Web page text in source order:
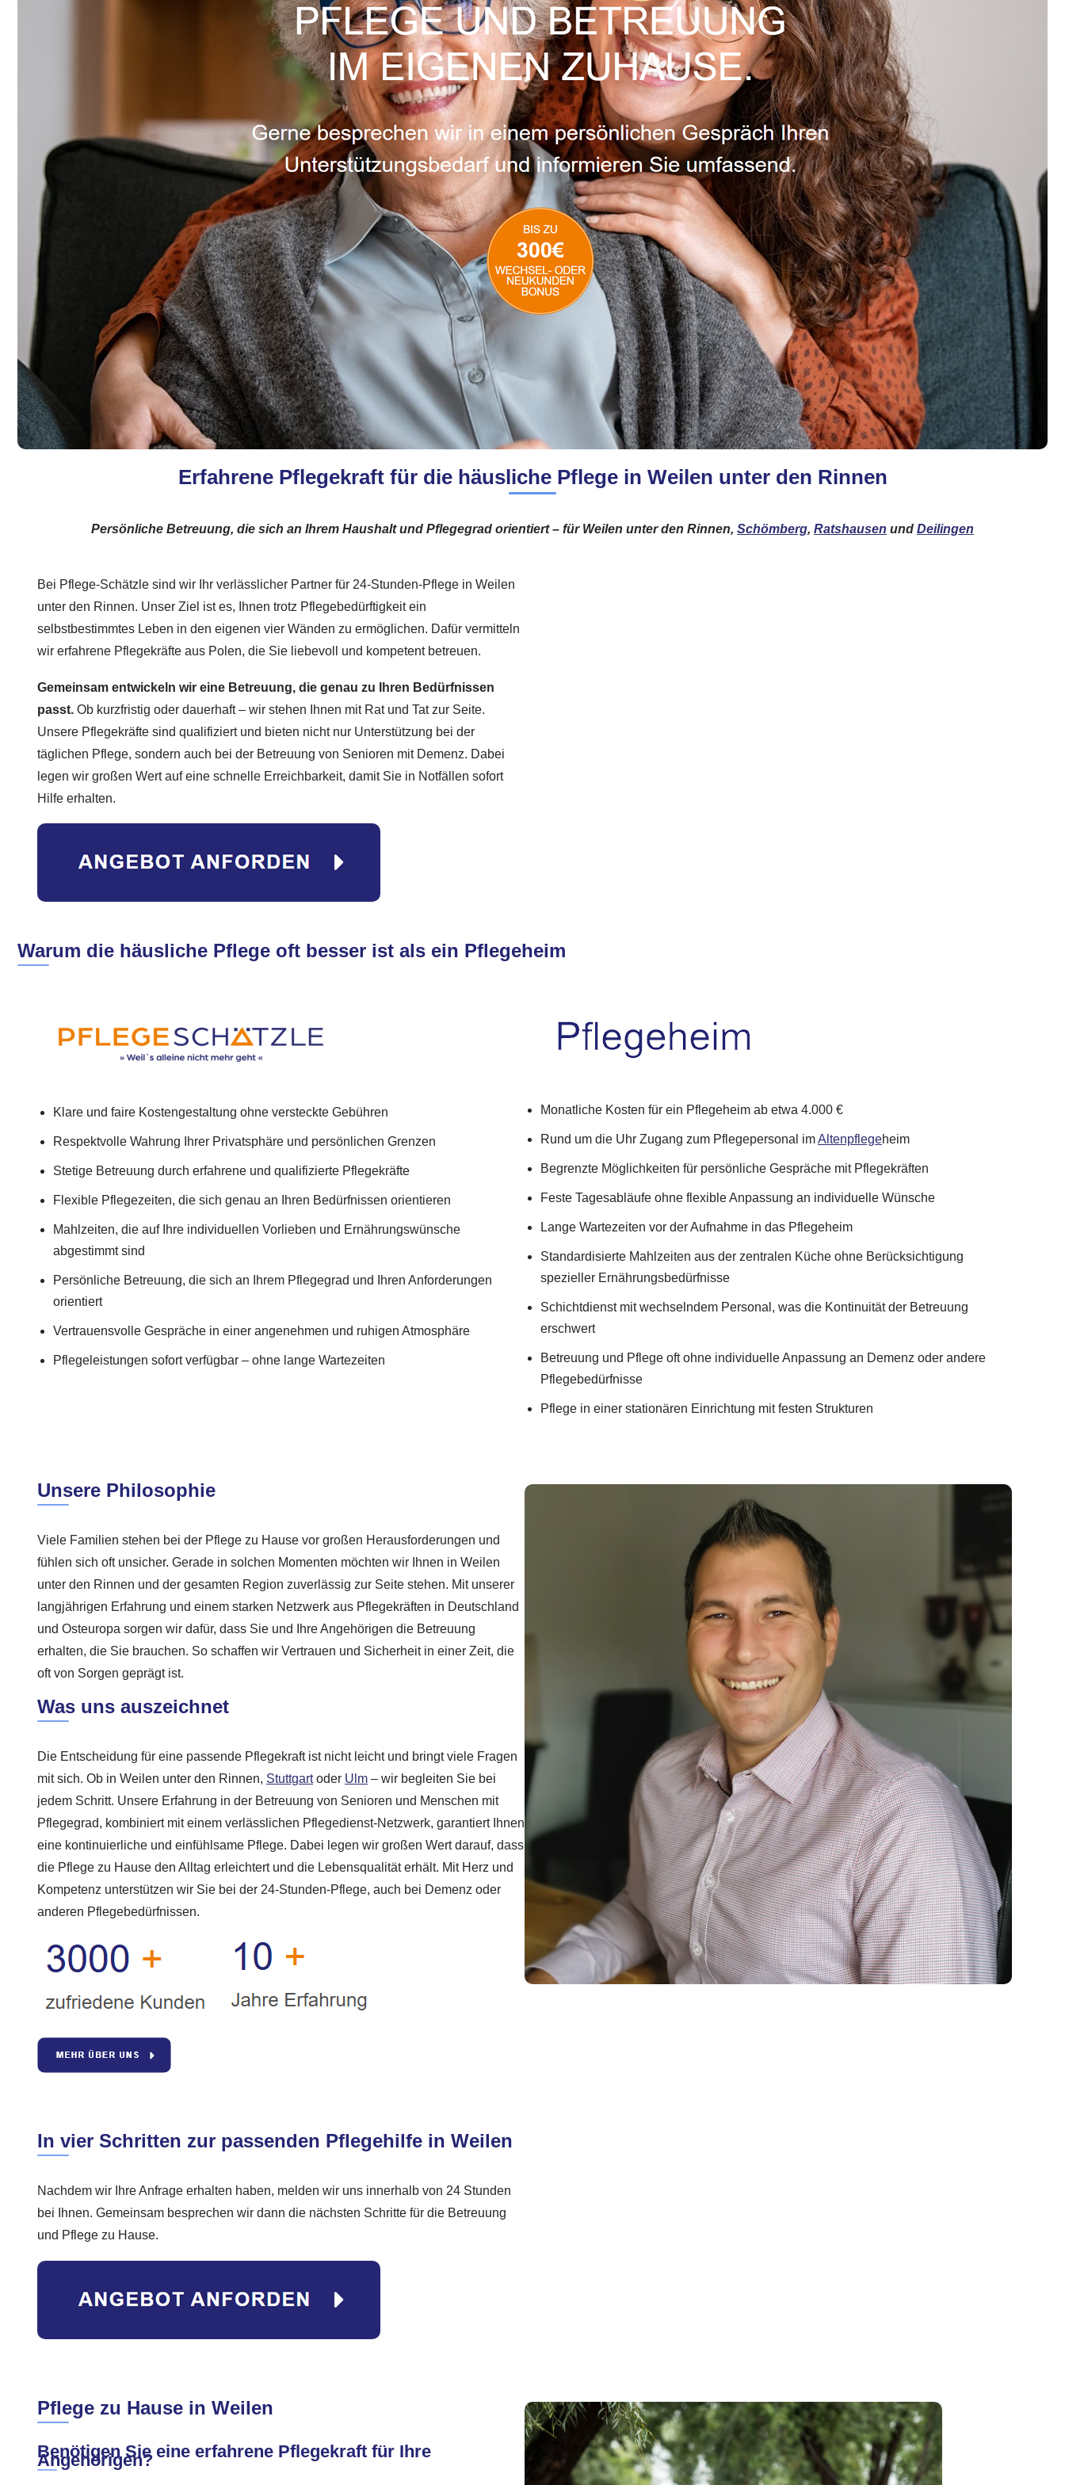
Erfahrene Pflegekraft für die häusliche Pflege in Weilen unter den Rinnen
Persönliche Betreuung, die sich an Ihrem Haushalt und Pflegegrad orientiert – für Weilen unter den Rinnen, Schömberg, Ratshausen und Deilingen
Bei Pflege-Schätzle sind wir Ihr verlässlicher Partner für 24-Stunden-Pflege in Weilen
unter den Rinnen. Unser Ziel ist es, Ihnen trotz Pflegebedürftigkeit ein
selbstbestimmtes Leben in den eigenen vier Wänden zu ermöglichen. Dafür vermitteln
wir erfahrene Pflegekräfte aus Polen, die Sie liebevoll und kompetent betreuen.
Gemeinsam entwickeln wir eine Betreuung, die genau zu Ihren Bedürfnissen
passt. Ob kurzfristig oder dauerhaft – wir stehen Ihnen mit Rat und Tat zur Seite.
Unsere Pflegekräfte sind qualifiziert und bieten nicht nur Unterstützung bei der
täglichen Pflege, sondern auch bei der Betreuung von Senioren mit Demenz. Dabei
legen wir großen Wert auf eine schnelle Erreichbarkeit, damit Sie in Notfällen sofort
Hilfe erhalten.
Warum die häusliche Pflege oft besser ist als ein Pflegeheim
Klare und faire Kostengestaltung ohne versteckte Gebühren
Respektvolle Wahrung Ihrer Privatsphäre und persönlichen Grenzen
Stetige Betreuung durch erfahrene und qualifizierte Pflegekräfte
Flexible Pflegezeiten, die sich genau an Ihren Bedürfnissen orientieren
Mahlzeiten, die auf Ihre individuellen Vorlieben und Ernährungswünsche
abgestimmt sind
Persönliche Betreuung, die sich an Ihrem Pflegegrad und Ihren Anforderungen
orientiert
Vertrauensvolle Gespräche in einer angenehmen und ruhigen Atmosphäre
Pflegeleistungen sofort verfügbar – ohne lange Wartezeiten
Monatliche Kosten für ein Pflegeheim ab etwa 4.000 €
Rund um die Uhr Zugang zum Pflegepersonal imAltenpflegeheim
Begrenzte Möglichkeiten für persönliche Gespräche mit Pflegekräften
Feste Tagesabläufe ohne flexible Anpassung an individuelle Wünsche
Lange Wartezeiten vor der Aufnahme in das Pflegeheim
Standardisierte Mahlzeiten aus der zentralen Küche ohne Berücksichtigung
spezieller Ernährungsbedürfnisse
Schichtdienst mit wechselndem Personal, was die Kontinuität der Betreuung
erschwert
Betreuung und Pflege oft ohne individuelle Anpassung an Demenz oder andere
Pflegebedürfnisse
Pflege in einer stationären Einrichtung mit festen Strukturen
Unsere Philosophie
Viele Familien stehen bei der Pflege zu Hause vor großen Herausforderungen und
fühlen sich oft unsicher. Gerade in solchen Momenten möchten wir Ihnen in Weilen
unter den Rinnen und der gesamten Region zuverlässig zur Seite stehen. Mit unserer
langjährigen Erfahrung und einem starken Netzwerk aus Pflegekräften in Deutschland
und Osteuropa sorgen wir dafür, dass Sie und Ihre Angehörigen die Betreuung
erhalten, die Sie brauchen. So schaffen wir Vertrauen und Sicherheit in einer Zeit, die
oft von Sorgen geprägt ist.
Was uns auszeichnet
Die Entscheidung für eine passende Pflegekraft ist nicht leicht und bringt viele Fragen
mit sich. Ob in Weilen unter den Rinnen, Stuttgartoder Ulm – wir begleiten Sie bei
jedem Schritt. Unsere Erfahrung in der Betreuung von Senioren und Menschen mit
Pflegegrad, kombiniert mit einem verlässlichen Pflegedienst-Netzwerk, garantiert Ihnen
eine kontinuierliche und einfühlsame Pflege. Dabei legen wir großen Wert darauf, dass
die Pflege zu Hause den Alltag erleichtert und die Lebensqualität erhält. Mit Herz und
Kompetenz unterstützen wir Sie bei der 24-Stunden-Pflege, auch bei Demenz oder
anderen Pflegebedürfnissen.
In vier Schritten zur passenden Pflegehilfe in Weilen
Nachdem wir Ihre Anfrage erhalten haben, melden wir uns innerhalb von 24 Stunden
bei Ihnen. Gemeinsam besprechen wir dann die nächsten Schritte für die Betreuung
und Pflege zu Hause.
Pflege zu Hause in Weilen
Benötigen Sie eine erfahrene Pflegekraft für Ihre
Angehörigen?